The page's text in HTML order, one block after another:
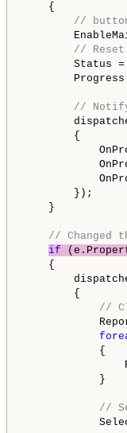
{
//
// Reset
Status =
Progress
// Notify
{
});
}
// Changed
if
{
{
//
{
}
//